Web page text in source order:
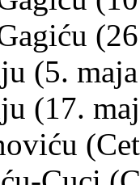
(5.
(17.